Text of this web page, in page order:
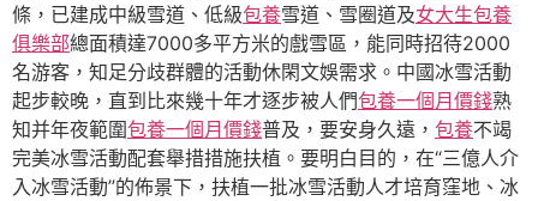
條，已建成中級雪道、低級包養雪道、雪圈道及女大生包養
俱樂部總面積達7000多平方米的戲雪區，能同時招待2000
名游客，知足分歧群體的活動休閑文娛需求。中國冰雪活動
起步較晚，直到比來幾十年才逐步被人們包養一個月價錢熟
知并年夜範圍包養一個月價錢普及，要安身久遠， 包養不竭
完美冰雪活動配套舉措措施扶植。要明白目的，在“三億人介
入冰雪活動”的佈景下，扶植一批冰雪活動人才培育窪地、冰